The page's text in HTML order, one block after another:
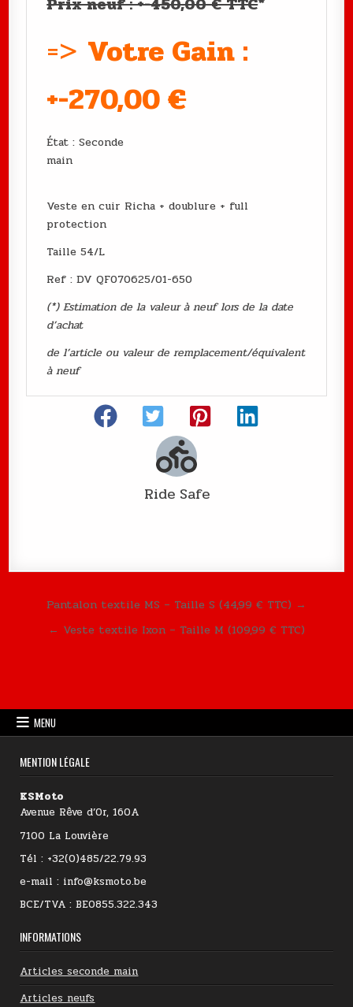
=> Votre Gain :
+-270,00€
État : Seconde
main
Veste en cuir Richa + doublure + full
protection
Taille 54/L
Ref : DV QF070625/01-650
(*) Estimation de la valeur à neuf lors de la date
d’achat
de l’article ou valeur de remplacement/équivalent
à neuf
Ride Safe
Navigation de l’article
Pantalon textile MS – Taille S (44,99 € TTC) →
← Veste textile Ixon – Taille M (109,99 € TTC)
MENU
MENTION LÉGALE
KSMoto
Avenue Rêve d’Or, 160A
7100 La Louvière
Tél : +32(0)485/22.79.93
e-mail : info@ksmoto.be
BCE/TVA : BE0855.322.343
INFORMATIONS
Articles seconde main
Articles neufs